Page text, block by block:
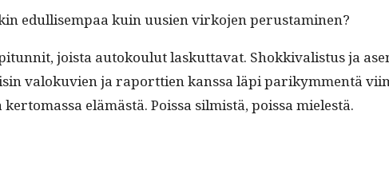
edullisem­paa kuin uusien virko­jen perustaminen?
joista autok­oulut laskut­ta­vat. Shokki­val­is­tus ja
val­oku­vien ja raport­tien kanssa läpi parikym­men­tä
elämästä. Pois­sa silmistä, pois­sa mielestä.